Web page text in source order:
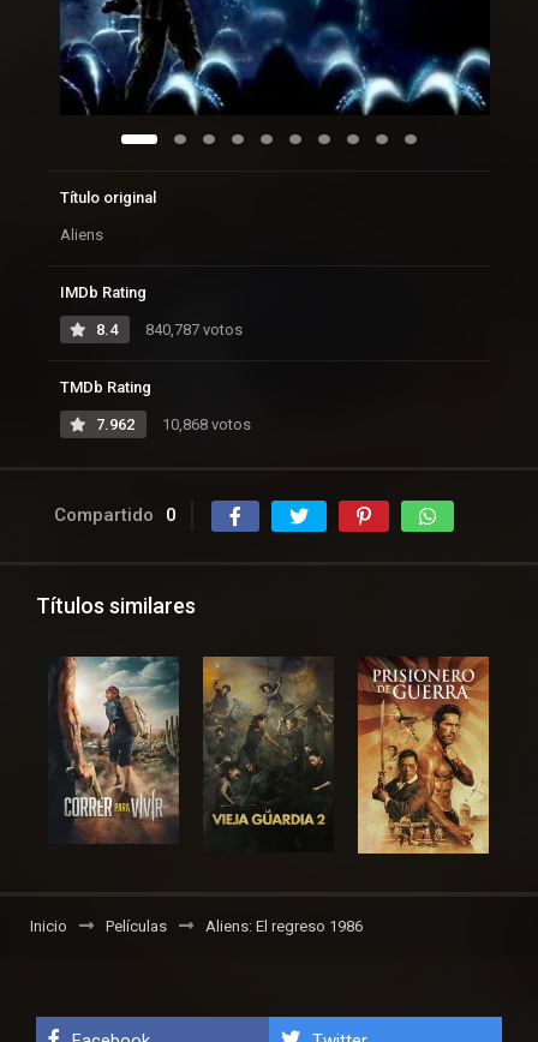
Título original
Aliens
IMDb Rating
8.4 840,787 votos
TMDb Rating
7.962 10,868 votos
Compartido 0
Títulos similares
Inicio Películas Aliens: El regreso 1986